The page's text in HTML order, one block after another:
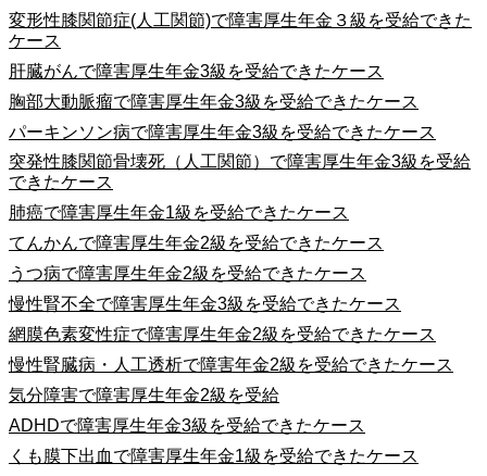
変形性膝関節症(人工関節)で障害厚生年金３級を受給できた
ケース
肝臓がんで障害厚生年金3級を受給できたケース
胸部大動脈瘤で障害厚生年金3級を受給できたケース
パーキンソン病で障害厚生年金3級を受給できたケース
突発性膝関節骨壊死（人工関節）で障害厚生年金3級を受給
できたケース
肺癌で障害厚生年金1級を受給できたケース
てんかんで障害厚生年金2級を受給できたケース
うつ病で障害厚生年金2級を受給できたケース
慢性腎不全で障害厚生年金3級を受給できたケース
網膜色素変性症で障害厚生年金2級を受給できたケース
慢性腎臓病・人工透析で障害年金2級を受給できたケース
気分障害で障害厚生年金2級を受給
ADHDで障害厚生年金3級を受給できたケース
くも膜下出血で障害厚生年金1級を受給できたケース